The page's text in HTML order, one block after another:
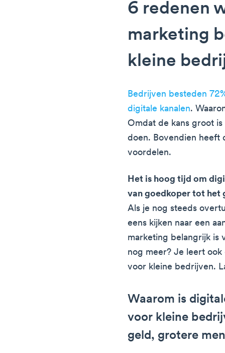
6 redenen
marketing
kleine
Bedrijven besteden
digitale kanalen.
Omdat de kans groot
doen. Bovendien heeft
voordelen.
Het is hoog tijd om
van goedkoper tot het
Als je nog steeds
eens kijken naar een
marketing belangrijk is
nog meer? Je leert
voor kleine bedrijven.
Waarom is
voor kleine
geld, grotere